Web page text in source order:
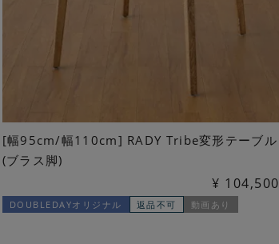
[幅95cm/幅110cm] RADY Tribe変形テーブル
(ブラス脚)
¥ 104,500
DOUBLEDAYオリジナル
返品不可 動画あり